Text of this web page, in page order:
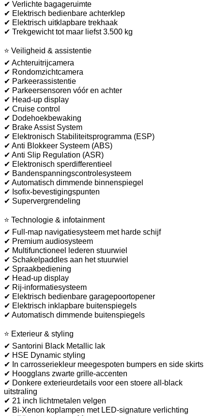
✔ Verlichte bagageruimte
✔ Elektrisch bedienbare achterklep
✔ Elektrisch uitklapbare trekhaak
✔ Trekgewicht tot maar liefst 3.500 kg
⭐ Veiligheid & assistentie
✔ Achteruitrijcamera
✔ Rondomzichtcamera
✔ Parkeerassistentie
✔ Parkeersensoren vóór en achter
✔ Head-up display
✔ Cruise control
✔ Dodehoekbewaking
✔ Brake Assist System
✔ Elektronisch Stabiliteitsprogramma (ESP)
✔ Anti Blokkeer Systeem (ABS)
✔ Anti Slip Regulation (ASR)
✔ Elektronisch sperdifferentieel
✔ Bandenspanningscontrolesysteem
✔ Automatisch dimmende binnenspiegel
✔ Isofix-bevestigingspunten
✔ Supervergrendeling
⭐ Technologie & infotainment
✔ Full-map navigatiesysteem met harde schijf
✔ Premium audiosysteem
✔ Multifunctioneel lederen stuurwiel
✔ Schakelpaddles aan het stuurwiel
✔ Spraakbediening
✔ Head-up display
✔ Rij-informatiesysteem
✔ Elektrisch bedienbare garagepoortopener
✔ Elektrisch inklapbare buitenspiegels
✔ Automatisch dimmende buitenspiegels
⭐ Exterieur & styling
✔ Santorini Black Metallic lak
✔ HSE Dynamic styling
✔ In carrosseriekleur meegespoten bumpers en side skirts
✔ Hoogglans zwarte grille-accenten
✔ Donkere exterieurdetails voor een stoere all-black
uitstraling
✔ 21 inch lichtmetalen velgen
✔ Bi-Xenon koplampen met LED-signature verlichting